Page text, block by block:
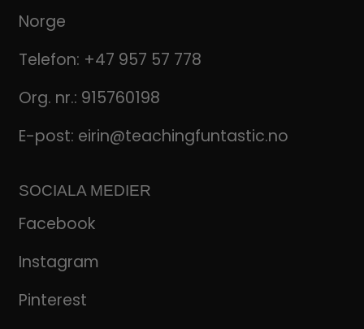
Norge
Telefon: +47 957 57 778
Org. nr.: 915760198
E-post: eirin@teachingfuntastic.no
SOCIALA MEDIER
Facebook
Instagram
Pinterest